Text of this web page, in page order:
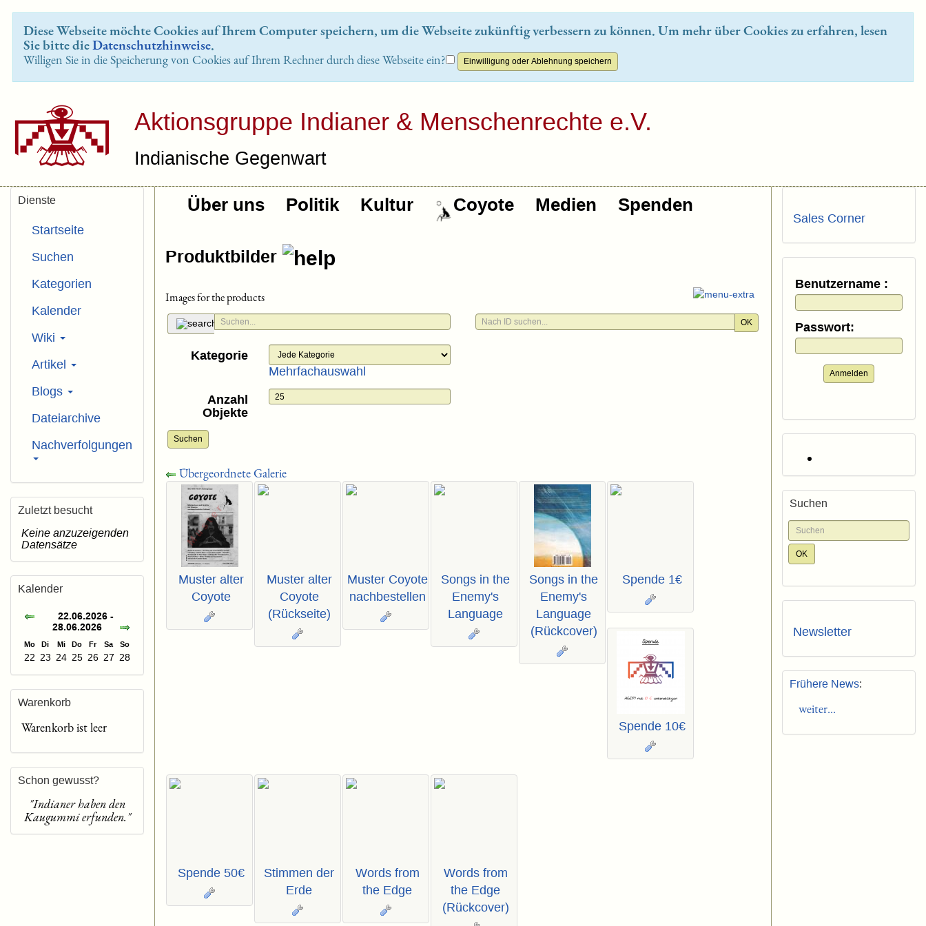
Diese Webseite möchte Cookies auf Ihrem Computer speichern, um die Webseite zukünftig verbessern zu können. Um mehr über Cookies zu erfahren, lesen
Sie bitte dieDatenschutzhinweise.
Willigen Sie in die Speicherung von Cookies auf Ihrem Rechner durch diese Webseite ein?
Aktionsgruppe Indianer & Menschenrechte e.V.
Indianische Gegenwart
Über uns Politik Kultur Coyote Medien Spenden
Produktbilder
Images for the products
Kategorie
Mehrfachauswahl
Anzahl
Objekte
Suchen
OK
Übergeordnete Galerie
Muster alter
Coyote
Muster alter
Coyote
(Rückseite)
Muster Coyote
nachbestellen
Songs in the
Enemy's
Language
Songs in the
Enemy's
Language
(Rückcover)
Spende 1€
Spende 10€
Spende 50€
Stimmen der
Erde
Words from
the Edge
Words from
the Edge
(Rückcover)
Dienste
Startseite
Suchen
Kategorien
Kalender
Wiki
Artikel
Blogs
Dateiarchive
Nachverfolgungen
Zuletzt besucht
Keine anzuzeigenden
Datensätze
Kalender
22.06.2026 -
28.06.2026
Mo Di Mi Do Fr Sa So
22 23 24 25 26 27 28
Warenkorb
Warenkorb ist leer
Schon gewusst?
"Indianer haben den
Kaugummi erfunden."
Sales Corner
Benutzername :
Passwort:
Anmelden
Suchen
Newsletter
Frühere News:
weiter...